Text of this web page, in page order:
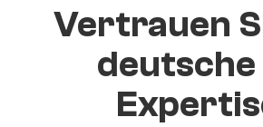
Vertrauen
deutsche